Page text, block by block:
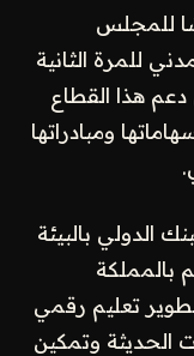
للمجلس
للمرة الثانية
دعم هذا القطاع
ومبادراتها
الدولي بالبيئة
بالمملكة
تعليم رقمي
الحديثة وتمكين